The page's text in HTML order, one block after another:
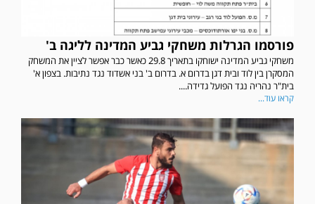
פורסמו הגרלות משחקי גביע המדינה לליגה ב'
משחקי גביע המדינה ישוחקו בתאריך 29.8 כאשר כבר אפשר לציין את המשחק
המסקרן בין לוד ובית דגן בדרום א. בדרום ב' בני אשדוד נגד נתיבות. בצפון א'
בית"ר נהריה נגד הפועל גדידה....
קראו עוד...